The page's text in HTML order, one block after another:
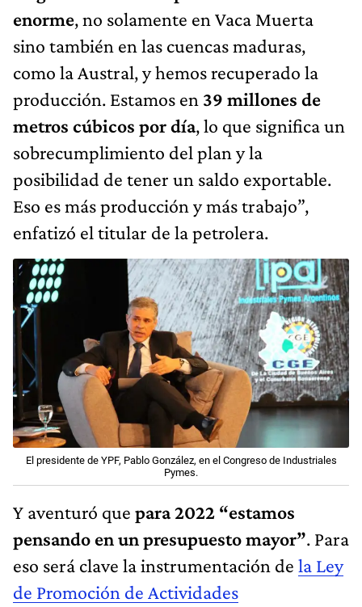
enorme, no solamente en Vaca Muerta
sino también en las cuencas maduras,
como la Austral, y hemos recuperado la
producción. Estamos en 39 millones de
metros cúbicos por día, lo que significa un
sobrecumplimiento del plan y la
posibilidad de tener un saldo exportable.
Eso es más producción y más trabajo”,
enfatizó el titular de la petrolera.
El presidente de YPF, Pablo González, en el Congreso de Industriales
Pymes.
Y aventuró que para 2022 “estamos
pensando en un presupuesto mayor”. Para
eso será clave la instrumentación de la Ley
de Promoción de Actividades